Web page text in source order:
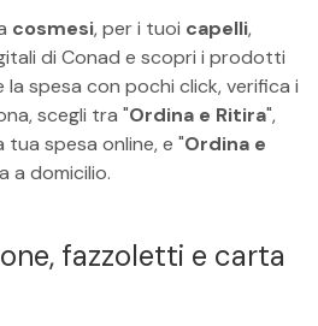
cosmesi, per i tuoi capelli,
di Conad e scopri i prodotti
spesa con pochi click, verifica i
scegli tra "Ordina e Ritira",
spesa online, e "Ordina e
a domicilio.
fazzoletti e carta